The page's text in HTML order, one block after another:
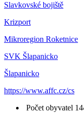
Slavkovské bojiště
Krizport
Mikroregion Roketnice
SVK Šlapanicko
Šlapanicko
https://www.affc.cz/cs
Počet obyvatel